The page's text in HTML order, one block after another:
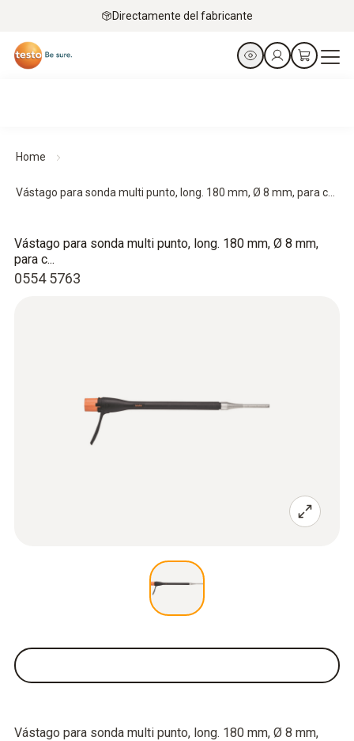
Directamente del fabricante
Home
Vástago para sonda multi punto, long. 180 mm, Ø 8 mm, para c...
0554 5763
Vástago para sonda multi punto, long. 180 mm, Ø 8 mm,
para c...
Vástago para sonda multi punto, long. 180 mm, Ø 8 mm,